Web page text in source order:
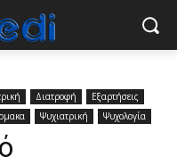
Διατροφή
Εξαρτήσεις
Ψυχιατρική Ψυχολογία